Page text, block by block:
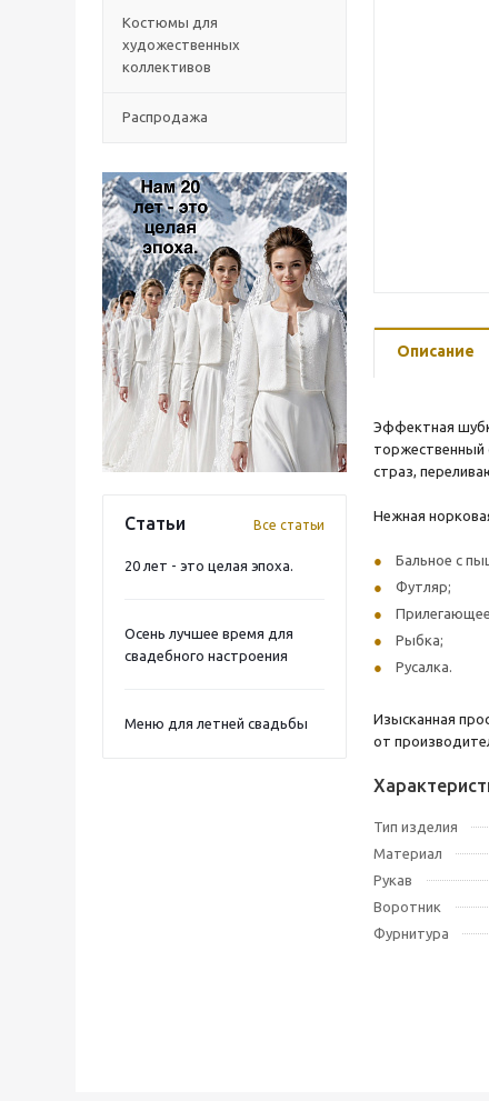
Костюмы для
художественных
коллективов
Распродажа
Статьи Все статьи
20 лет - это целая эпоха.
Осень лучшее время для
свадебного настроения
Меню для летней свадьбы
Описание
Эффектная
торжественный
страз,
Нежная
Бальное с
Футляр;
Рыбка;
Русалка.
Изысканная
от
Тип изделия
Материал
Рукав
Воротник
Фурнитура